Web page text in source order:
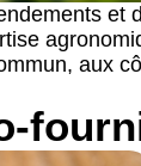
et
aux